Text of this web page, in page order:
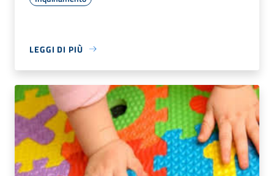
LEGGI DI PIÙ